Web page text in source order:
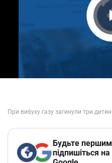
Будьте
підпишіться